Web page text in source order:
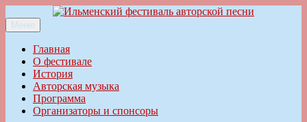
к
содержимому
Ильменский фестиваль авторской песни
Меню
Главная
О фестивале
История
Авторская музыка
Программа
Организаторы и спонсоры